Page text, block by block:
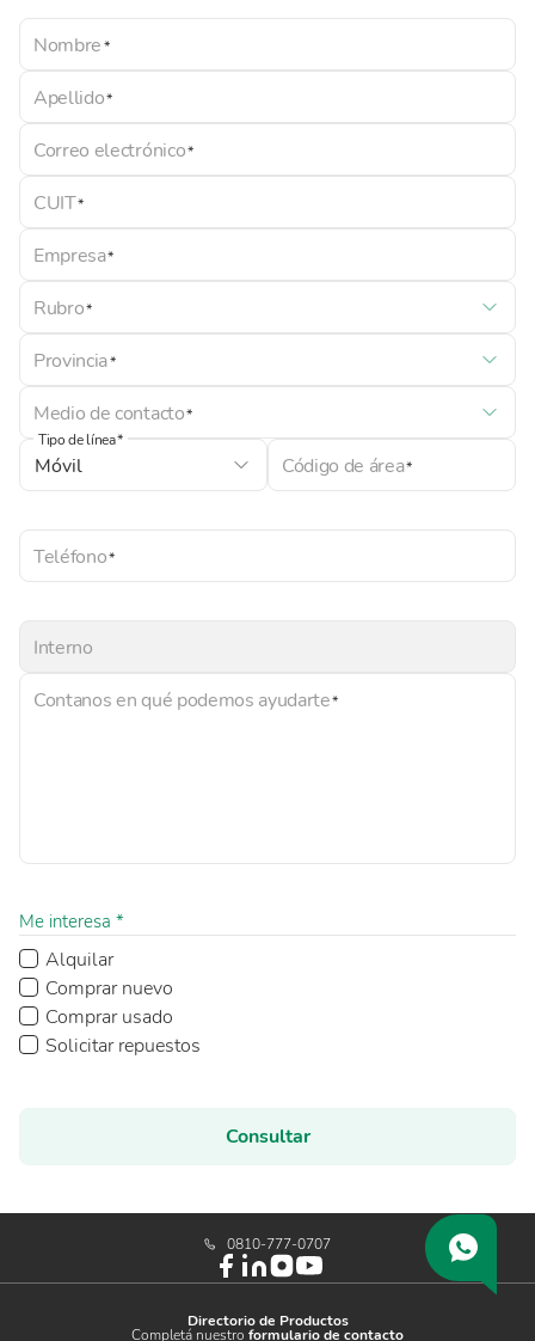
Nombre
Apellido
Correo electrónico
CUIT
Empresa
Rubro
Provincia
Medio de contacto
Tipo de línea
Código de área
Interno
Teléfono
Contanos en qué podemos ayudarte
Me interesa *
Alquilar
Comprar nuevo
Comprar usado
Solicitar repuestos
Consultar
0810-777-0707
Directorio de Productos
Completá nuestro formulario de contacto